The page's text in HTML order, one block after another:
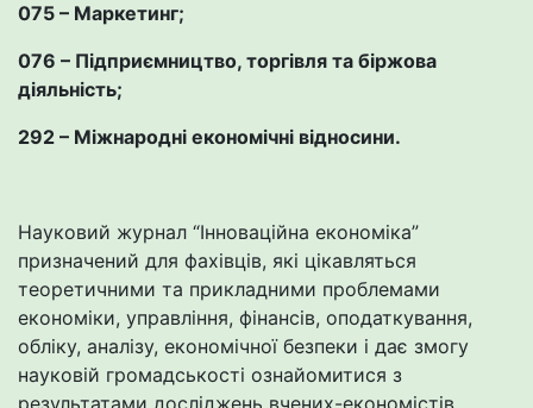
075 – Маркетинг;
076 – Підприємництво, торгівля та біржова
діяльність;
292 – Міжнародні економічні відносини.
Науковий журнал “Інноваційна економіка”
призначений для фахівців, які цікавляться
теоретичними та прикладними проблемами
економіки, управління, фінансів, оподаткування,
обліку, аналізу, економічної безпеки і дає змогу
науковій громадськості ознайомитися з